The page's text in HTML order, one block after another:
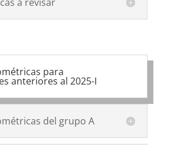
para
anteriores al 2025-I
del grupo A